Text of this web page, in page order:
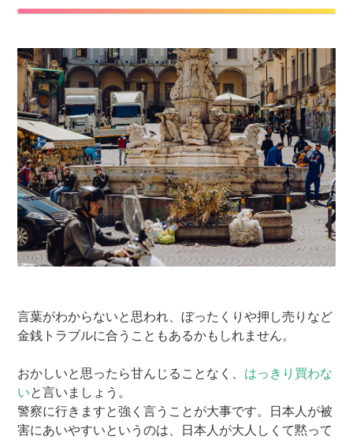
言葉がわからないと思われ、ぼったくりや押し売りなど
金銭トラブルに合うこともあるかもしれません。
おかしいと思ったら甘んじることなく、 はっきり買わな
いと言いましょう。
警察に行きますと強く言うことが大事です。日本人が被
害にあいやすいというのは、日本人が大人しくて黙って